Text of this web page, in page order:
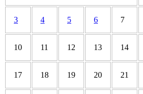
3 4 5 6 7
10 11 12 13 14
17 18 19 20 21